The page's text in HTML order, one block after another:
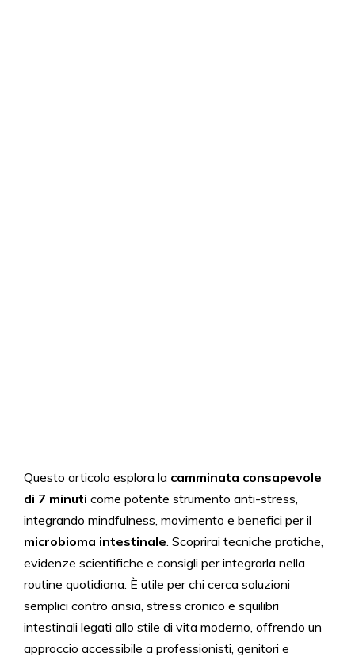
Questo articolo esplora la camminata consapevole
di 7 minuti come potente strumento anti-stress,
integrando mindfulness, movimento e benefici per il
microbioma intestinale. Scoprirai tecniche pratiche,
evidenze scientifiche e consigli per integrarla nella
routine quotidiana. È utile per chi cerca soluzioni
semplici contro ansia, stress cronico e squilibri
intestinali legati allo stile di vita moderno, offrendo un
approccio accessibile a professionisti, genitori e